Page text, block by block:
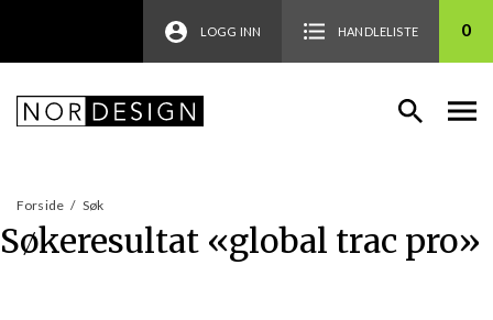
LOGG INN HANDLELISTE 0
Forside / Søk
Søkeresultat «global trac pro»